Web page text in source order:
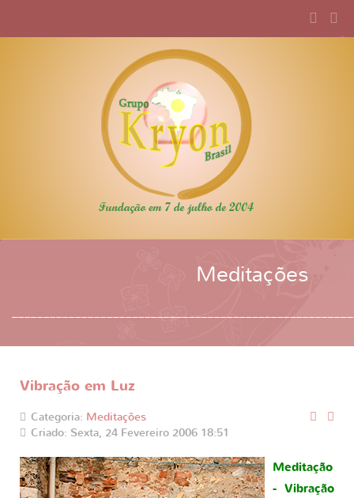
Meditações
Vibração em Luz
Categoria: Meditações
Criado: Sexta, 24 Fevereiro 2006 18:51
Meditação
- Vibração